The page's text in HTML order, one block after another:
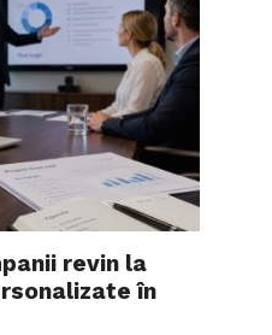
revin la
în